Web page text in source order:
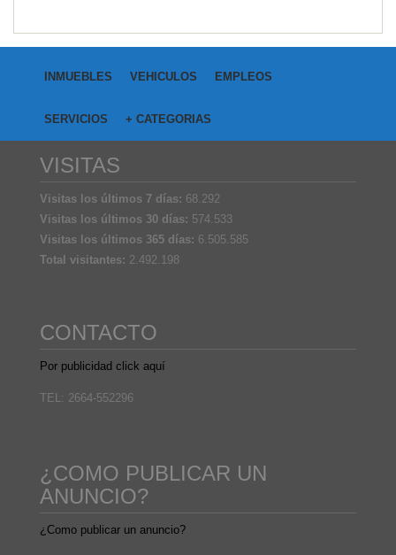
INMUEBLES VEHICULOS EMPLEOS
SERVICIOS + CATEGORIAS
VISITAS
Visitas los últimos 7 días: 68.292
Visitas los últimos 30 días: 574.533
Visitas los últimos 365 días: 6.505.585
Total visitantes: 2.492.198
CONTACTO
Por publicidad click aquí
TEL: 2664-552296
¿COMO PUBLICAR UN
ANUNCIO?
¿Como publicar un anuncio?